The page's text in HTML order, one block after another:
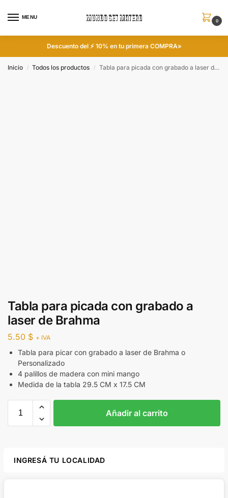
MENU
0
Descuento del ⚡ 10% en tu primera COMPRA»
Inicio / Todos los productos / Tabla para picada con grabado a laser de Brahma
Tabla para picada con grabado a
laser de Brahma
5.50 $ + IVA
Tabla para picar con grabado a laser de Brahma o
Personalizado
4 palillos de madera con mini mango
Medida de la tabla 29.5 CM x 17.5 CM
Añadir al carrito
INGRESÁ TU LOCALIDAD